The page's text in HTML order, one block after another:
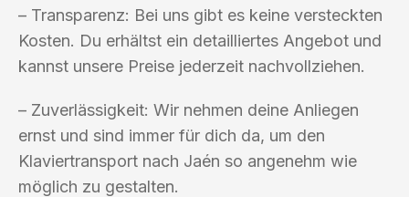
– Transparenz: Bei uns gibt es keine versteckten
Kosten. Du erhältst ein detailliertes Angebot und
kannst unsere Preise jederzeit nachvollziehen.
– Zuverlässigkeit: Wir nehmen deine Anliegen
ernst und sind immer für dich da, um den
Klaviertransport nach Jaén so angenehm wie
möglich zu gestalten.